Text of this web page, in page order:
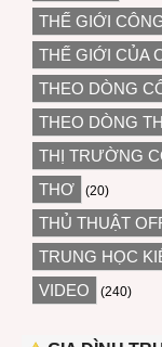
THẾ GIỚI
THẾ GIỚI CỦA
THEO DÒNG
THEO DÒNG
THỊ TRƯỜNG
THƠ (20)
THỦ THUẬT
TRUNG HỌC
VIDEO (240)